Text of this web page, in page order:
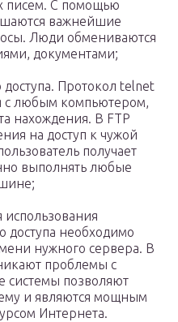
писем. С помощью
важнейшие
Люди обмениваются
документами;
Протокол telnet
с любым компьютером,
нахождения. В FTP
на доступ к чужой
получает
выполнять любые
доступа необходимо
нужного сервера. В
проблемы с
системы позволяют
и являются мощным
Интернета.